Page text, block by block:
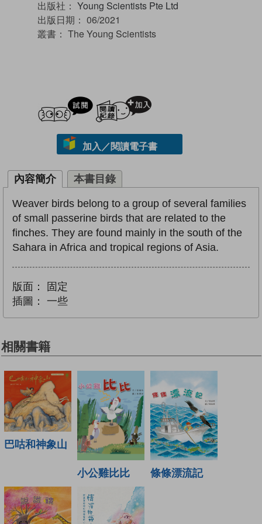
出版社： Young Scientists Pte Ltd
出版日期： 06/2021
叢書： The Young Scientists
試閲
加入／閱讀電子書
內容簡介 本書目錄
Weaver birds belong to a group of several families
of small passerine birds that are related to the
finches. They are found mainly in the south of the
Sahara in Africa and tropical regions of Asia.
版面：
固定
插圖：
一些
相關書籍
巴咕和神象山
小公雞比比 條條漂流記